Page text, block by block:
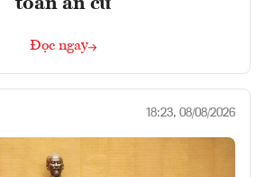
Đọc ngay
18:23, 08/08/2026